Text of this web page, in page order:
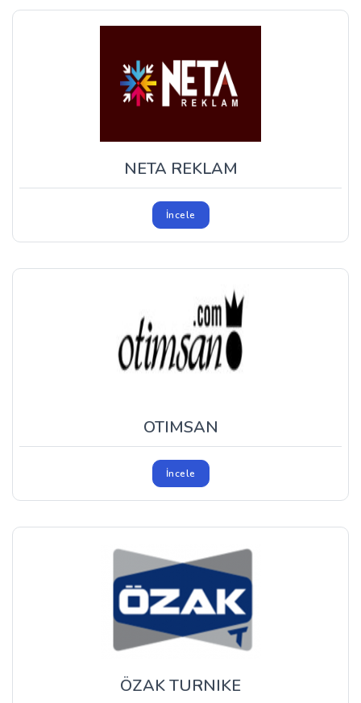
NETA REKLAM
İncele
OTIMSAN
İncele
ÖZAK TURNIKE